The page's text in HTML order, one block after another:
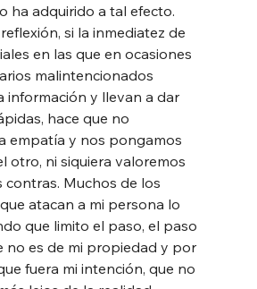
ha adquirido a tal efecto.
si la inmediatez de
en las que en ocasiones
malintencionados
información y llevan a dar
hace que no
empatía y nos pongamos
otro, ni siquiera valoremos
contras. Muchos de los
atacan a mi persona lo
que limito el paso, el paso
no es de mi propiedad y por
fuera mi intención, que no